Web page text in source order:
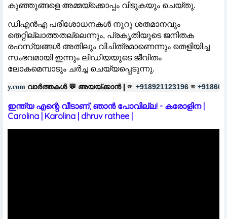
കുഞ്ഞുങ്ങളെ അമ്മയ്ക്കൊപ്പം വിടുകയും ചെയ്തു.
ഡിഎൻഎ പരിശോധനകള്‍ നൂറു ശതമാനവും
തെറ്റില്ലാത്തതല്ലെന്നും, പ്രകൃതിയുടെ ജനിതക
രഹസ്യങ്ങള്‍ അതിലും വിചിത്രമാണെന്നും തെളിയിച്ച
സംഭവമായി ഇന്നും ലിഡിയയുടെ ജീവിതം
ലോകമെമ്പാടും ചർച്ച ചെയ്യപ്പെടുന്നു.
💬അയയ്ക്കാൻ | ☎: +918921123196 ☎ +918606657037
ഇന്ത്യ എന്റെ വീടാണ്, ഞാൻ പോവില്ല! - കരോളിന |
Carolina | Karolina | dhruv rathee |